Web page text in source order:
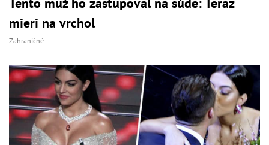
mieri na vrchol
Zahraničné